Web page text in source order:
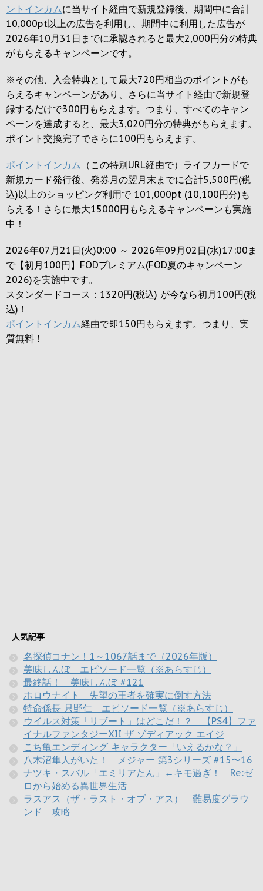
ントインカムに当サイト経由で新規登録後、期間中に合計
10,000pt以上の広告を利用し、期間中に利用した広告が
2026年10月31日までに承認されると最大2,000円分の特典
がもらえるキャンペーンです。
※その他、入会特典として最大720円相当のポイントがも
らえるキャンペーンがあり、さらに当サイト経由で新規登
録するだけで300円 もらえます。つまり、すべてのキャン
ペーンを達成すると、最大3,020円分の特典がもらえます。
ポイント交換完了でさらに100円 もらえます。
ポイントインカム （この特別URL経由で）ライフカードで
新規カード発行後、発券月の翌月末までに合計5,500円(税
込)以上のショッピング利用で 101,000pt (10,100円分)も
らえる！さらに最大15000円もらえるキャンペーンも実施
中！
2026年07月21日(火)0:00 ～ 2026年09月02日(水)17:00ま
で【初月100円】FODプレミアム(FOD夏のキャンペーン
2026)を実施中です。
スタンダードコース：1320円(税込) が今なら初月100円(税
込)！
ポイントインカム経由で即150円もらえます。つまり、実
質無料！
人気記事
名探偵コナン！1～1067話まで（2026年版）
美味しんぼ エピソード一覧（※あらすじ）
最終話！ 美味しんぼ #121
ホロウナイト 失望の王者を確実に倒す方法
特命係長 只野仁 エピソード一覧（※あらすじ）
ウイルス対策「リブート」はどこだ！？ 【PS4】ファ
イナルファンタジーXII ザ ゾディアック エイジ
こち亀エンディング キャラクター「いえるかな？」
八木沼隼人がいた！ メジャー 第3シリーズ #15〜16
ナツキ・スバル「エミリアたん」←キモ過ぎ！ Re:ゼ
ロから始める異世界生活
ラスアス（ザ・ラスト・オブ・アス） 難易度グラウ
ンド 攻略